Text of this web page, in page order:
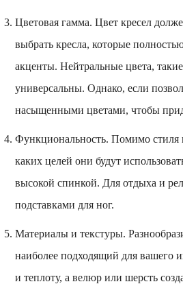
Цветовая гамма. Цвет кресел
выбрать кресла, которые
акценты. Нейтральные цвета,
универсальны. Однако, если
насыщенными цветами, чтобы
Функциональность. Помимо стиля
каких целей они будут
высокой спинкой. Для отдыха и
подставками для ног.
Материалы и текстуры.
наиболее подходящий для вашего
и теплоту, а велюр или шерсть